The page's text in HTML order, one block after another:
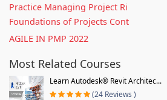
Practice Managing Project Ri
Foundations of Projects Cont
AGILE IN PMP 2022
Most Related Courses
Learn Autodesk® Revit Architec...
(24 Reviews )